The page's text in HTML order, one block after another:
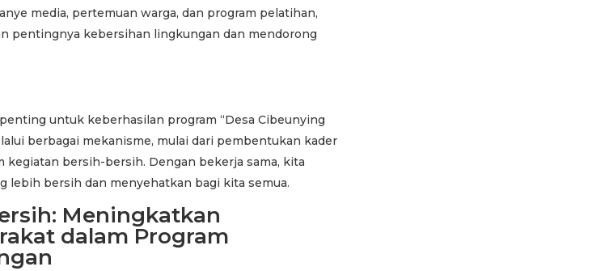
media, pertemuan warga, dan program pelatihan,
pentingnya kebersihan lingkungan dan mendorong
untuk keberhasilan program “Desa Cibeunying
berbagai mekanisme, mulai dari pembentukan kader
kegiatan bersih-bersih. Dengan bekerja sama, kita
lebih bersih dan menyehatkan bagi kita semua.
Meningkatkan
dalam Program